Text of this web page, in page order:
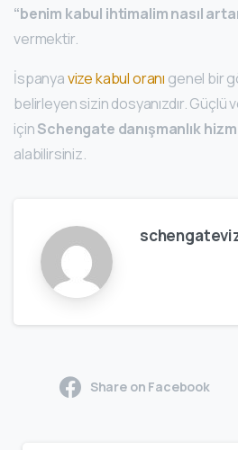
“benim kabul ihtimalim nasıl
vermektir.
İspanyavize kabul oranı genel bir
belirleyen sizin dosyanızdır.
içinSchengate danışmanlık
alabilirsiniz.
Share on Facebook